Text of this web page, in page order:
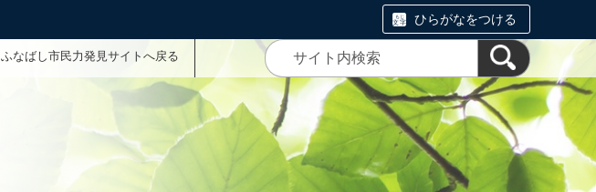
ひらがなをつける
ふなばし市民力発見サイトへ戻る